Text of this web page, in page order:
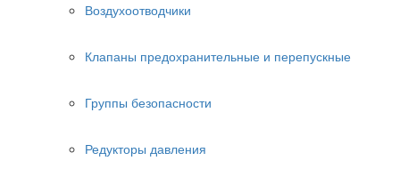
Воздухоотводчики
Клапаны предохранительные и перепускные
Группы безопасности
Редукторы давления